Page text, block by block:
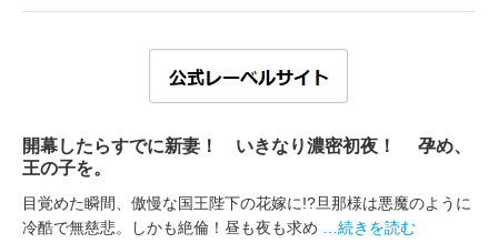
開幕したらすでに新妻！ いきなり濃密初夜！ 孕め、
王の子を。
目覚めた瞬間、傲慢な国王陛下の花嫁に!?旦那様は悪魔のように
冷酷で無慈悲。しかも絶倫！昼も夜も求め
…続きを読む